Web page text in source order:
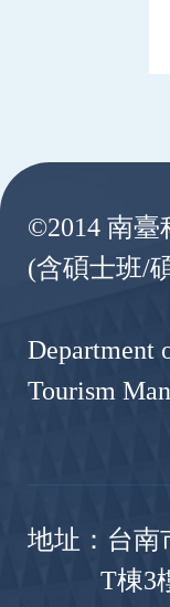
©2014 南臺
(含碩士
Department
Tourism
地址：台南
T棟3樓